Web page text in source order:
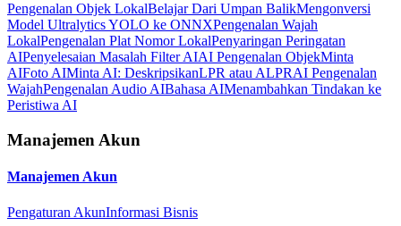
Pengenalan Objek LokalBelajar Dari Umpan BalikMengonversi
Model Ultralytics YOLO ke ONNXPengenalan Wajah
LokalPengenalan Plat Nomor LokalPenyaringan Peringatan
AIPenyelesaian Masalah Filter AIAI Pengenalan ObjekMinta
AIFoto AIMinta AI: DeskripsikanLPR atau ALPRAI Pengenalan
WajahPengenalan Audio AIBahasa AIMenambahkan Tindakan ke
Peristiwa AI
Manajemen Akun
Manajemen Akun
Pengaturan AkunInformasi Bisnis